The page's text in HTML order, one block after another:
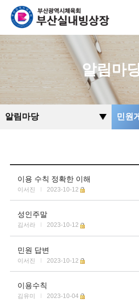
알림마
알림마당 민원
이용 수칙 정확한 이해
이서진 | 2023-10-12
성인주말
김서라 | 2023-10-12
민원 답변
이서진 | 2023-10-12
이용수칙
김유미 | 2023-10-04